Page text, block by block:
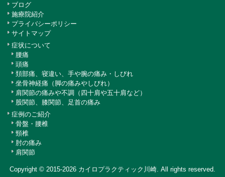
ブログ
施療院紹介
プライバシーポリシー
サイトマップ
症状について
腰痛
頭痛
頚部痛、寝違い、手や腕の痛み・しびれ
坐骨神経痛（脚の痛みやしびれ）
肩関節の痛みや不調（四十肩や五十肩など）
股関節、膝関節、足首の痛み
症例のご紹介
骨盤・腰椎
頸椎
肘の痛み
肩関節
Copyright © 2015-2026 カイロプラクティック川崎. All rights reserved.